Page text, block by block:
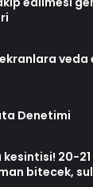
veda
Denetimi
kesintisi! 20-
bitecek,